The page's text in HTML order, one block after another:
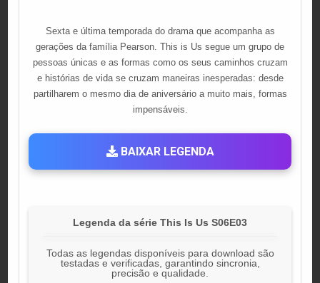
Sexta e última temporada do drama que acompanha as
gerações da família Pearson. This is Us segue um grupo de
pessoas únicas e as formas como os seus caminhos cruzam
e histórias de vida se cruzam maneiras inesperadas: desde
partilharem o mesmo dia de aniversário a muito mais, formas
impensáveis.
BAIXAR LEGENDA
Legenda da série This Is Us S06E03
Todas as legendas disponíveis para download são
testadas e verificadas, garantindo sincronia,
precisão e qualidade.